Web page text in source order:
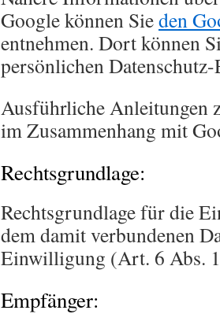
Google können Sieden
entnehmen. Dort können
persönlichen
Ausführliche Anleitungen
im Zusammenhang mit
Rechtsgrundlage:
Rechtsgrundlage für die
dem damit verbundenen
Einwilligung (Art. 6 Abs.
Empfänger: